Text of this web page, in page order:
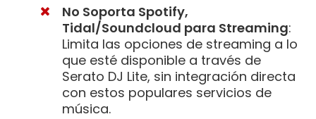
No Soporta Spotify,
Tidal/Soundcloud para Streaming:
Limita las opciones de streaming a lo
que esté disponible a través de
Serato DJ Lite, sin integración directa
con estos populares servicios de
música.